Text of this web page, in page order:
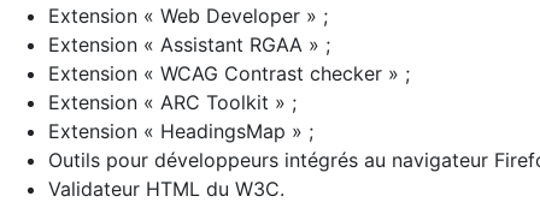
Extension « Web Developer » ;
Extension « Assistant RGAA » ;
Extension « WCAG Contrast checker » ;
Extension « ARC Toolkit » ;
Extension « HeadingsMap » ;
Outils pour développeurs intégrés au navigateur
Validateur HTML du W3C.